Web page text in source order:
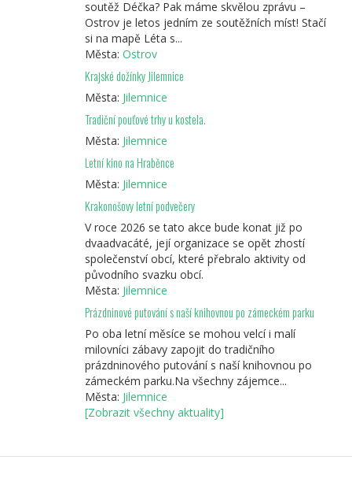
soutěž Déčka? Pak máme skvělou zprávu –
Ostrov je letos jedním ze soutěžních míst! Stačí
si na mapě Léta s...
Města: Ostrov
Krajské dožínky Jilemnice
Města: Jilemnice
Tradiční pouťové trhy u kostela.
Města: Jilemnice
Letní kino na Hraběnce
Města: Jilemnice
Krakonošovy letní podvečery
V roce 2026 se tato akce bude konat již po
dvaadvacáté, její organizace se opět zhostí
společenství obcí, které přebralo aktivity od
původního svazku obcí.
Města: Jilemnice
Prázdninové putování s naší knihovnou po zámeckém parku
Po oba letní měsíce se mohou velcí i malí
milovníci zábavy zapojit do tradičního
prázdninového putování s naší knihovnou po
zámeckém parku.Na všechny zájemce...
Města: Jilemnice
[Zobrazit všechny aktuality]